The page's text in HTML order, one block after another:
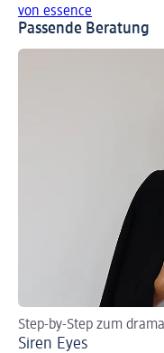
von essence
Passende Beratung
Step-by-Step zum
Siren Eyes